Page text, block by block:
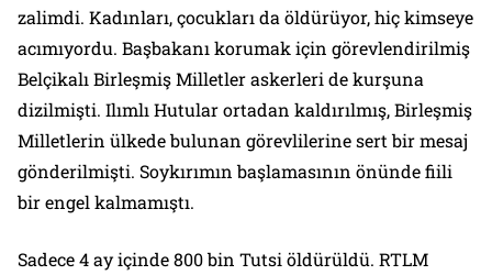
zalimdi. Kadınları, çocukları da öldürüyor, hiç kimseye
acımıyordu. Başbakanı korumak için görevlendirilmiş
Belçikalı Birleşmiş Milletler askerleri de kurşuna
dizilmişti. Ilımlı Hutular ortadan kaldırılmış, Birleşmiş
Milletlerin ülkede bulunan görevlilerine sert bir mesaj
gönderilmişti. Soykırımın başlamasının önünde fiili
bir engel kalmamıştı.
Sadece 4 ay içinde 800 bin Tutsi öldürüldü. RTLM